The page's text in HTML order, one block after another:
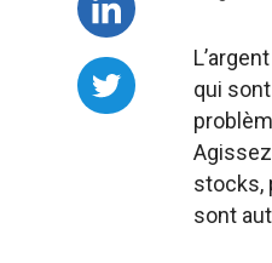
qui
stocks,
sont